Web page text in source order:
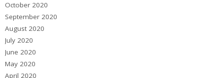
October 2020
September 2020
August 2020
July 2020
June 2020
May 2020
April 2020